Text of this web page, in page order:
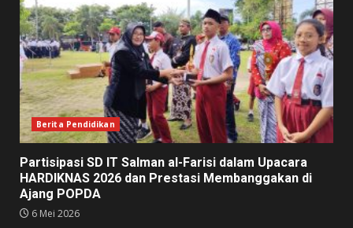
Berita Pendidikan
Partisipasi SD IT Salman al-Farisi dalam Upacara
HARDIKNAS 2026 dan Prestasi Membanggakan di
Ajang POPDA
6 Mei 2026